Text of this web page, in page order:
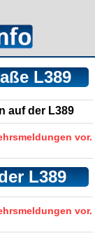
L389
auf der L389
vor.
L389
vor.